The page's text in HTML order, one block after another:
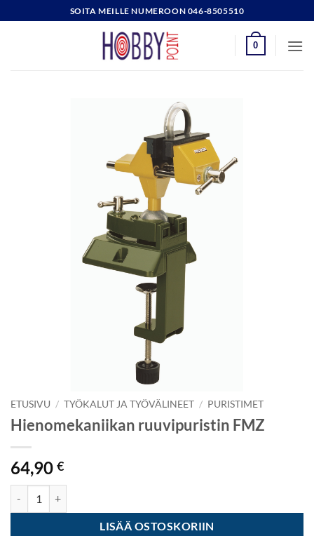
to
SOITA MEILLE NUMEROON 046-8505510
0
ETUSIVU / TYÖKALUT JA TYÖVÄLINEET / PURISTIMET
Hienomekaniikan ruuvipuristin FMZ
64,90 €
LISÄÄ OSTOSKORIIN